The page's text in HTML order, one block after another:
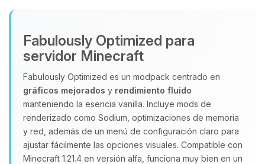
Fabulously Optimized para
servidor Minecraft
Fabulously Optimized es un modpack centrado en
gráficos mejorados y rendimiento fluido
manteniendo la esencia vanilla. Incluye mods de
renderizado como Sodium, optimizaciones de memoria
y red, además de un menú de configuración claro para
ajustar fácilmente las opciones visuales. Compatible con
Minecraft 1.21.4 en versión alfa, funciona muy bien en un
que necesitas y moveré mis
pequenos circuitos para ayudarte.